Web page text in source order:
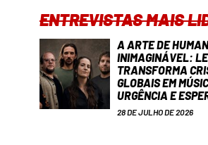
ENTREVISTAS MAIS
A ARTE DE
INIMAGINÁVEL:
TRANSFORMA
GLOBAIS EM
URGÊNCIA E
28 DE JULHO DE 2026